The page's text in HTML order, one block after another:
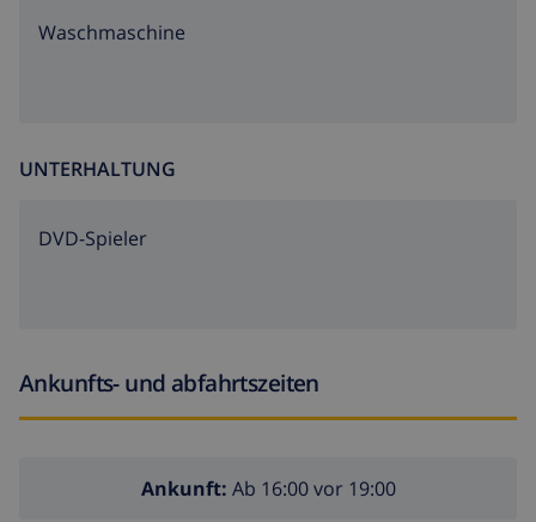
Waschmaschine
UNTERHALTUNG
DVD-Spieler
Ankunfts- und abfahrtszeiten
Ankunft: Ab 16:00 vor 19:00